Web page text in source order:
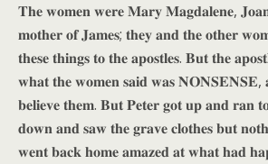
𝐓𝐡𝐞 𝐰𝐨𝐦𝐞𝐧 𝐰𝐞𝐫𝐞 𝐌𝐚𝐫𝐲 𝐌𝐚𝐠𝐝𝐚𝐥𝐞𝐧𝐞,
𝐦𝐨𝐭𝐡𝐞𝐫 𝐨𝐟 𝐉𝐚𝐦𝐞𝐬; 𝐭𝐡𝐞𝐲 𝐚𝐧𝐝 𝐭𝐡𝐞 𝐨𝐭𝐡𝐞𝐫
𝐭𝐡𝐞𝐬𝐞 𝐭𝐡𝐢𝐧𝐠𝐬 𝐭𝐨 𝐭𝐡𝐞 𝐚𝐩𝐨𝐬𝐭𝐥𝐞𝐬. 𝐁𝐮𝐭 𝐭𝐡𝐞
𝐰𝐡𝐚𝐭 𝐭𝐡𝐞 𝐰𝐨𝐦𝐞𝐧 𝐬𝐚𝐢𝐝 𝐰𝐚𝐬 𝐍𝐎𝐍𝐒𝐄𝐍𝐒𝐄,
𝐛𝐞𝐥𝐢𝐞𝐯𝐞 𝐭𝐡𝐞𝐦. 𝐁𝐮𝐭 𝐏𝐞𝐭𝐞𝐫 𝐠𝐨𝐭 𝐮𝐩 𝐚𝐧𝐝 𝐫𝐚𝐧
𝐝𝐨𝐰𝐧 𝐚𝐧𝐝 𝐬𝐚𝐰 𝐭𝐡𝐞 𝐠𝐫𝐚𝐯𝐞 𝐜𝐥𝐨𝐭𝐡𝐞𝐬 𝐛𝐮𝐭
𝐰𝐞𝐧𝐭 𝐛𝐚𝐜𝐤 𝐡𝐨𝐦𝐞 𝐚𝐦𝐚𝐳𝐞𝐝 𝐚𝐭 𝐰𝐡𝐚𝐭 𝐡𝐚𝐝